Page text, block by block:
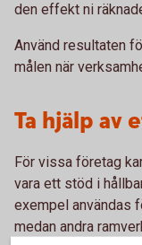
den effekt ni
Använd resultaten
målen när
Ta hjälp av
För vissa företag
vara ett stöd i
exempel användas
medan andra